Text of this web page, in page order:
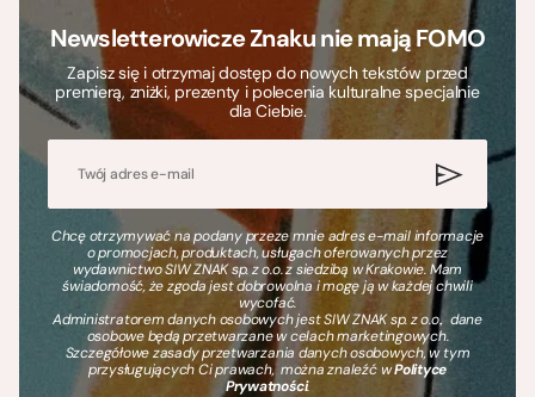
Newsletterowicze Znaku nie mają FOMO
Zapisz się i otrzymaj dostęp do nowych tekstów przed
premierą, zniżki, prezenty i polecenia kulturalne specjalnie
dla Ciebie.
Chcę otrzymywać na podany przeze mnie adres e-mail informacje
o promocjach, produktach, usługach oferowanych przez
wydawnictwo SIW ZNAK sp. z o.o. z siedzibą w Krakowie. Mam
świadomość, że zgoda jest dobrowolna i mogę ją w każdej chwili
wycofać.
Administratorem danych osobowych jest SIW ZNAK sp. z o.o., dane
osobowe będą przetwarzane w celach marketingowych.
Szczegółowe zasady przetwarzania danych osobowych, w tym
przysługujących Ci prawach, można znaleźć wPolityce
Prywatności.